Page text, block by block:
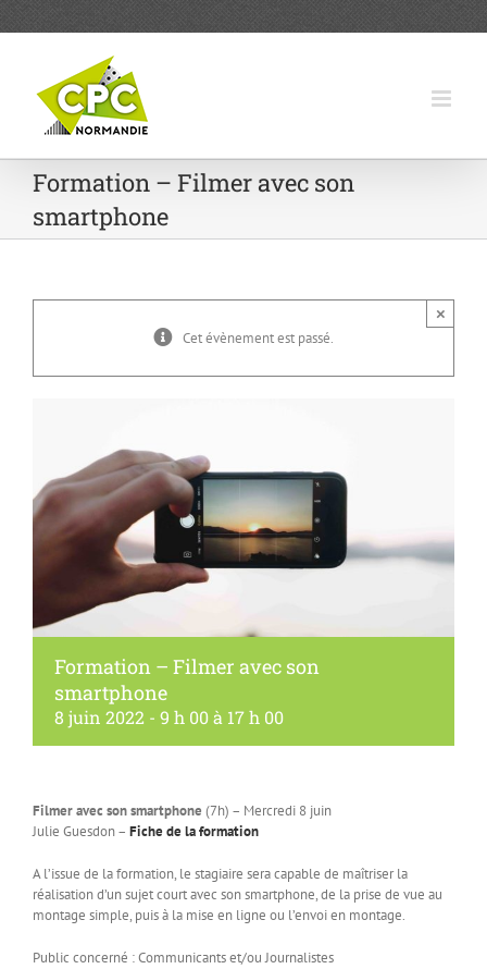
Formation – Filmer avec son
smartphone
Cet évènement est passé.
×
Formation – Filmer avec son
smartphone
8 juin 2022 - 9 h 00à 17 h 00
Filmer avec son smartphone (7h) – Mercredi 8 juin
Julie Guesdon – Fiche de la formation
A l’issue de la formation, le stagiaire sera capable de maîtriser la
réalisation d’un sujet court avec son smartphone, de la prise de vue au
montage simple, puis à la mise en ligne ou l’envoi en montage.
Public concerné : Communicants et/ou Journalistes